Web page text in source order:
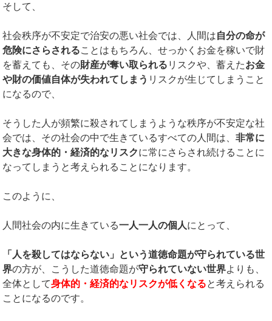
そして、
社会秩序が不安定で治安の悪い社会では、人間は自分の命が
危険にさらされることはもちろん、せっかくお金を稼いで財
を蓄えても、その財産が奪い取られる リスクや、蓄えたお金
や財の価値自体が失われてしまう リスクが生じてしまうこと
になるので、
そうした人が頻繁に殺されてしまうような秩序が不安定な社
会では、その社会の中で生きているすべての人間は、非常に
大きな身体的・経済的なリスクに常にさらされ続けることに
なってしまうと考えられることになります。
このように、
人間社会の内に生きている一人一人の個人にとって、
「人を殺してはならない」という道徳命題が守られている世
界の方が、こうした道徳命題が守られていない世界よりも、
全体として身体的・経済的なリスクが低くなると考えられる
ことになるのです。